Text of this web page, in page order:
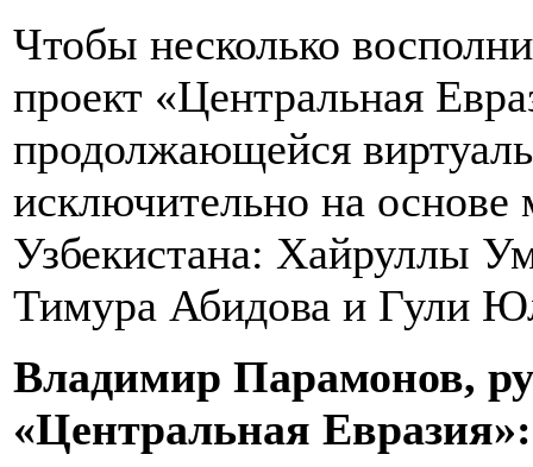
Чтобы несколько
проект «Центральная
продолжающейся
исключительно на основе
Узбекистана: Хайруллы
Тимура Абидова и Гули
Владимир Парамонов,
«Центральная